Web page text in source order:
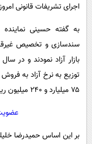
اجرای تشریفات قانونی
به گفته حسینی
سندسازی و تخصیص
توزیع به نرخ آزاد به
۷۵ میلیارد و ۲۴۰ میلیون ریال شدند.
بر این اساس حمیدرضا